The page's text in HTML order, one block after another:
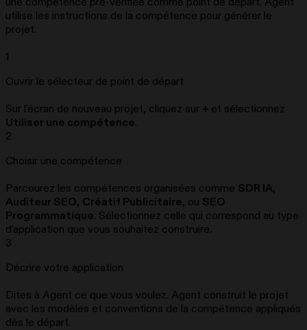
utilise les instructions de la compétence pour générer le
projet.
1
Ouvrir le sélecteur de point de départ
Sur l’écran de nouveau projet, cliquez sur + et sélectionnez
Utiliser une compétence.
2
Choisir une compétence
Parcourez les compétences organisées comme SDR IA,
Auditeur SEO, Créatif Publicitaire, ou SEO
Programmatique. Sélectionnez celle qui correspond au type
d’application que vous souhaitez construire.
3
Décrire votre application
Dites à Agent ce que vous voulez. Agent construit le projet
avec les modèles et conventions de la compétence appliqués
dès le départ.